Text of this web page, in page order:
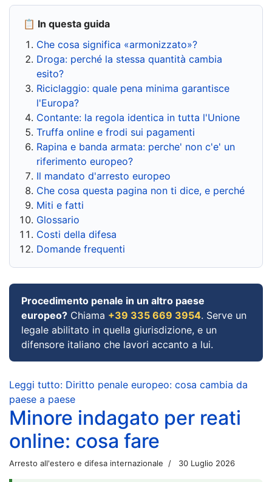
📋 In questa guida
Che cosa significa «armonizzato»?
Droga: perché la stessa quantità cambia
esito?
Riciclaggio: quale pena minima garantisce
l'Europa?
Contante: la regola identica in tutta l'Unione
Truffa online e frodi sui pagamenti
Rapina e banda armata: perche' non c'e' un
riferimento europeo?
Il mandato d'arresto europeo
Che cosa questa pagina non ti dice, e perché
Miti e fatti
Glossario
Costi della difesa
Domande frequenti
Procedimento penale in un altro paese
europeo? Chiama +39 335 669 3954. Serve un
legale abilitato in quella giurisdizione, e un
difensore italiano che lavori accanto a lui.
Leggi tutto: Diritto penale europeo: cosa cambia da
paese a paese
Minore indagato per reati
online: cosa fare
Arresto all'estero e difesa internazionale 30 Luglio 2026